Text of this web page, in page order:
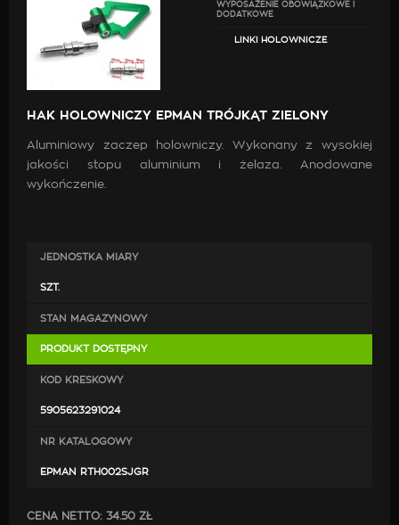
WYPOSAŻENIE OBOWIĄZKOWE I
DODATKOWE
LINKI HOLOWNICZE
HAK HOLOWNICZY EPMAN TRÓJKĄT ZIELONY
Aluminiowy zaczep holowniczy. Wykonany z wysokiej
jakości stopu aluminium i żelaza. Anodowane
wykończenie.
JEDNOSTKA MIARY
SZT.
STAN MAGAZYNOWY
PRODUKT DOSTĘPNY
KOD KRESKOWY
5905623291024
NR KATALOGOWY
EPMAN RTH002SJGR
CENA NETTO: 34.50 ZŁ